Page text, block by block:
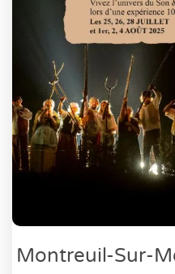
Montreuil-Sur-